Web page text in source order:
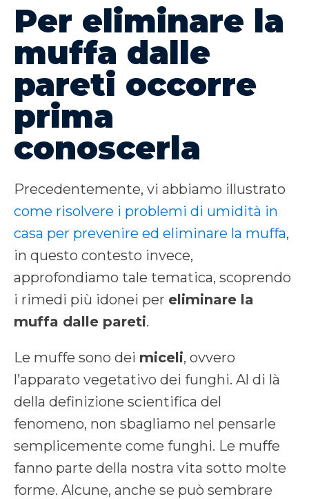
Per eliminare la
muffa dalle
pareti occorre
prima
conoscerla
Precedentemente, vi abbiamo illustrato
come risolvere i problemi di umidità in
casa per prevenire ed eliminare la muffa,
in questo contesto invece,
approfondiamo tale tematica, scoprendo
i rimedi più idonei per eliminare la
muffa dalle pareti.
Le muffe sono dei miceli, ovvero
l’apparato vegetativo dei funghi. Al di là
della definizione scientifica del
fenomeno, non sbagliamo nel pensarle
semplicemente come funghi. Le muffe
fanno parte della nostra vita sotto molte
forme. Alcune, anche se può sembrare